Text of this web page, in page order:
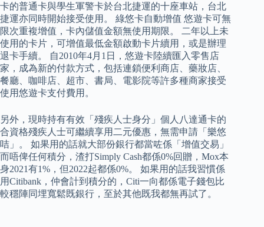
卡的普通卡與學生軍警卡於台北捷運的十座車站，台北
捷運亦同時開始接受使用。 綠悠卡自動增值 悠遊卡可無
限次重複增值，卡內儲值金額無使用期限。 二年以上未
使用的卡片，可增值最低金額啟動卡片續用，或是辦理
退卡手續。 自2010年4月1日，悠遊卡陸續匯入零售店
家，成為新的付款方式，包括連鎖便利商店、藥妝店、
餐廳、咖啡店、超市、書局、電影院等許多種商家接受
使用悠遊卡支付費用。
另外，現時持有有效「殘疾人士身分」個人八達通卡的
合資格殘疾人士可繼續享用二元優惠，無需申請「樂悠
咭」。 如果用的話就大部份銀行都當咗係「增值交易」
而唔俾任何積分，渣打Simply Cash都係0%回贈，Mox本
身2021有1%，但2022起都係0%。 如果用的話我習慣係
用Citibank，仲會計到積分的，Citi一向都係電子錢包比
較穩陣同埋寬鬆既銀行，至於其他既我都無再試了。